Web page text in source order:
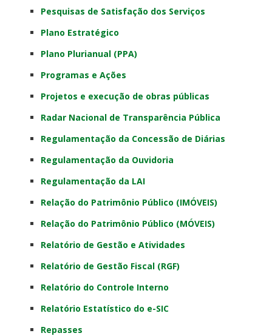
Pesquisas de Satisfação dos Serviços
Plano Estratégico
Plano Plurianual (PPA)
Programas e Ações
Projetos e execução de obras públicas
Radar Nacional de Transparência Pública
Regulamentação da Concessão de Diárias
Regulamentação da Ouvidoria
Regulamentação da LAI
Relação do Patrimônio Público (IMÓVEIS)
Relação do Patrimônio Público (MÓVEIS)
Relatório de Gestão e Atividades
Relatório de Gestão Fiscal (RGF)
Relatório do Controle Interno
Relatório Estatístico do e-SIC
Repasses